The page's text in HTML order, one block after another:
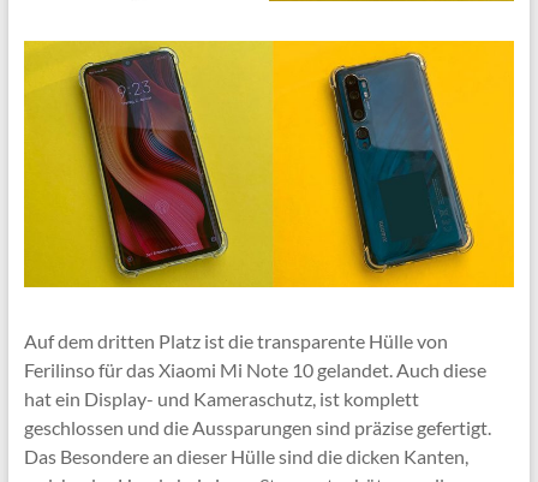
Auf dem dritten Platz ist die transparente Hülle von
Ferilinso für das Xiaomi Mi Note 10 gelandet. Auch diese
hat ein Display- und Kameraschutz, ist komplett
geschlossen und die Aussparungen sind präzise gefertigt.
Das Besondere an dieser Hülle sind die dicken Kanten,